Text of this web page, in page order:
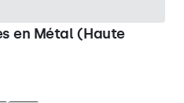
en Métal (Haute